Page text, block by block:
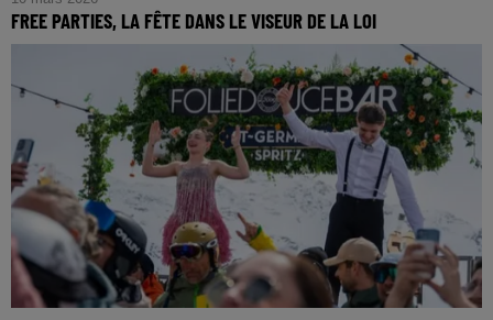
FREE PARTIES, LA FÊTE DANS LE VISEUR DE LA LOI